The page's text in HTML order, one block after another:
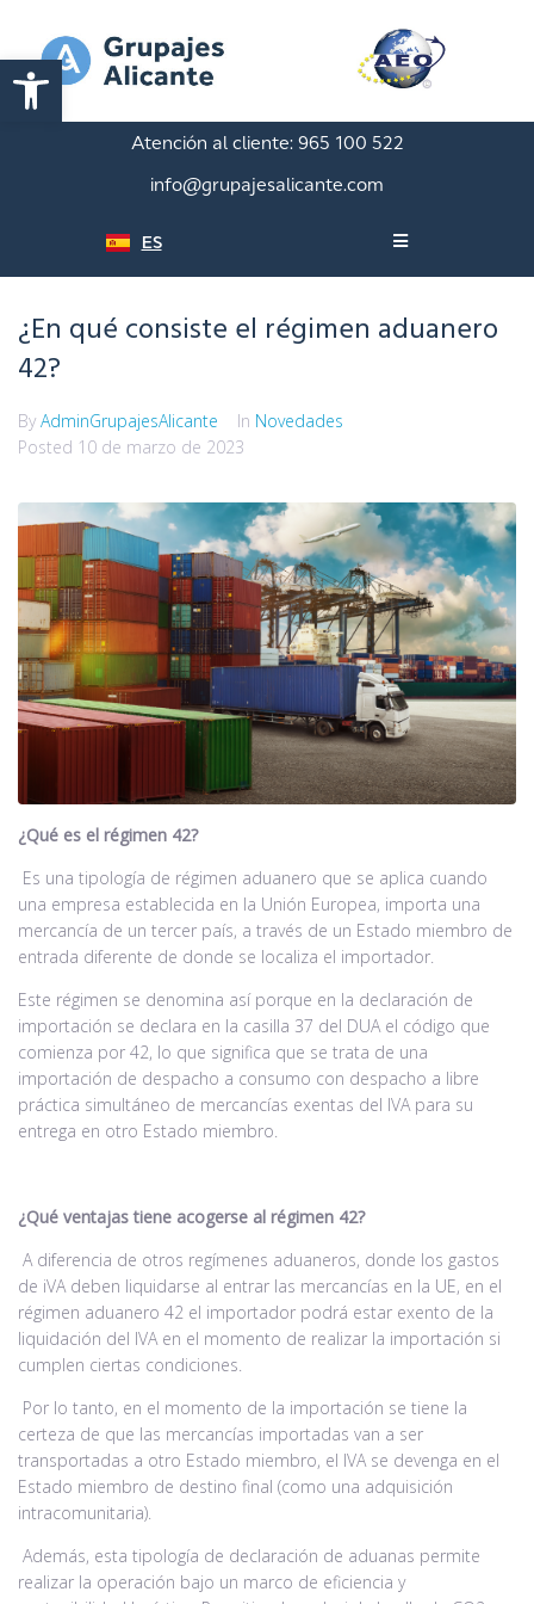
Abrir barra de herramientas
Atención al cliente: 965 100 522
info@grupajesalicante.com
ES
¿En qué consiste el régimen aduanero
42?
By AdminGrupajesAlicante In Novedades
Posted 10 de marzo de 2023
¿Qué es el régimen 42?
Es una tipología de régimen aduanero que se aplica cuando
una empresa establecida en la Unión Europea, importa una
mercancía de un tercer país, a través de un Estado miembro de
entrada diferente de donde se localiza el importador.
Este régimen se denomina así porque en la declaración de
importación se declara en la casilla 37 del DUA el código que
comienza por 42, lo que significa que se trata de una
importación de despacho a consumo con despacho a libre
práctica simultáneo de mercancías exentas del IVA para su
entrega en otro Estado miembro.
¿Qué ventajas tiene acogerse al régimen 42?
A diferencia de otros regímenes aduaneros, donde los gastos
de iVA deben liquidarse al entrar las mercancías en la UE, en el
régimen aduanero 42 el importador podrá estar exento de la
liquidación del IVA en el momento de realizar la importación si
cumplen ciertas condiciones.
Por lo tanto, en el momento de la importación se tiene la
certeza de que las mercancías importadas van a ser
transportadas a otro Estado miembro, el IVA se devenga en el
Estado miembro de destino final (como una adquisición
intracomunitaria).
Además, esta tipología de declaración de aduanas permite
realizar la operación bajo un marco de eficiencia y